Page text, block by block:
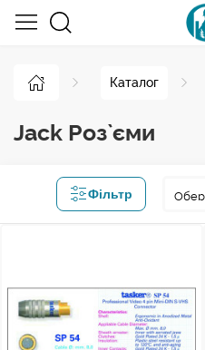
Каталог
Jack Роз`єми
Фільтр